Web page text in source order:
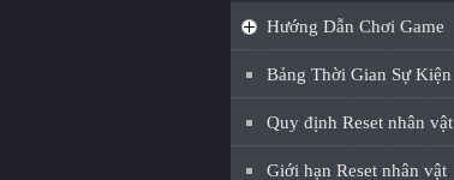
Hướng Dẫn Chơi Game
Bảng Thời Gian Sự Kiện
Quy định Reset nhân vật
Giới hạn Reset nhân vật